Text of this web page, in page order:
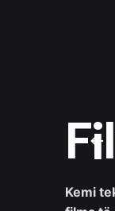
Kemi